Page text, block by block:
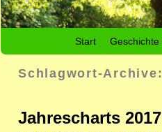
Start Geschichte
Schlagwort-Archive:
Jahrescharts 2017